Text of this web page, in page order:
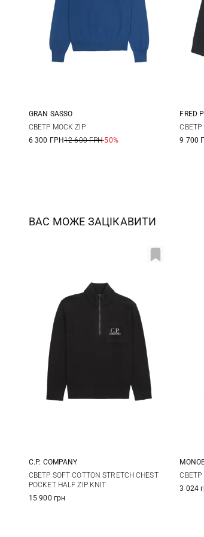
48 50
GRAN SASSO
СВЕТР MOCK ZIP
6 300 ГРН12 600 ГРН-50%
M
FRED
СВЕТР
9 700
ВАС МОЖЕ ЗАЦІКАВИТИ
M L XL XXL
C.P. COMPANY
СВЕТР SOFT COTTON STRETCH CHEST
POCKET HALF ZIP KNIT
15 900 грн
S
СВЕТР
3 024